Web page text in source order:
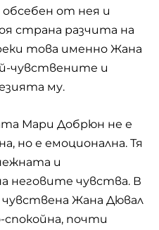
от нея и
страна разчита на
това именно Жана
чувствените и
му.
Мари Добрюн не е
но е емоционална. Тя
и
неговите чувства. В
Жана Дювал
почти